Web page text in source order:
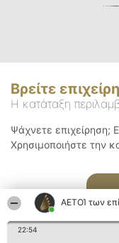
ΑΕΤΟΊ των
22:54
Βρείτε
Η κατάταξη
Ψάχνετε επιχείρηση;
Χρησιμοποιήστε την